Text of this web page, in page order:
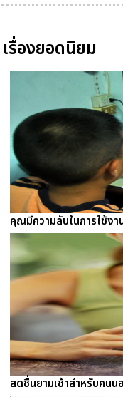
เรื่องยอดนิยม
คุณมีความลับในการใช้ง
สดชื่นยามเช้าสำหรับคนน